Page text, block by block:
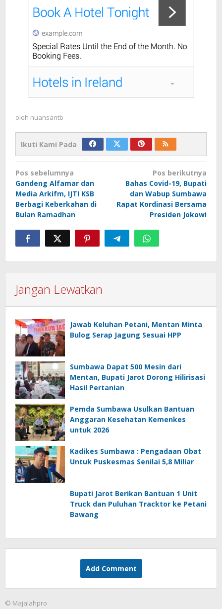
oleh nuansantb
Ikuti Kami Pada
Navigasi
pos
Pos sebelumnya
Gandeng Alfamar dan
Media Arkifm, IJTI KSB
Berbagi Keberkahan di
Bulan Ramadhan
Pos berikutnya
Bahas Covid-19, Bupati
dan Wabup Sumbawa
Rapat Kordinasi Bersama
Presiden Jokowi
Jangan Lewatkan
Jawab Keluhan Petani, Mentan Minta
Bulog Serap Jagung Sesuai HPP
Sumbawa Dapat 500 Mesin dari
Mentan, Bupati Jarot Dorong Hilirisasi
Hasil Pertanian
Pemda Sumbawa Usulkan Bantuan
Anggaran Kesehatan Kemenkes
untuk 2026
Kadikes Sumbawa : Pengadaan Obat
Untuk Puskesmas Senilai 5,8 Miliar
Bupati Jarot Berikan Bantuan 1 Unit
Truck dan Puluhan Tracktor ke Petani
Bawang
Add Comment
© Majalahpro